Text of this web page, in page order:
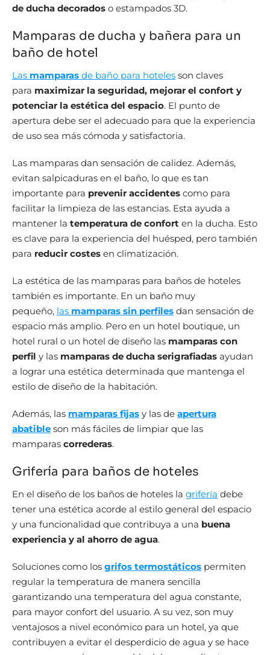
de ducha decorados o estampados 3D.
Mamparas de ducha y bañera para un
baño de hotel
Las mamparas de baño para hoteles son claves
para maximizar la seguridad, mejorar el confort y
potenciar la estética del espacio. El punto de
apertura debe ser el adecuado para que la experiencia
de uso sea más cómoda y satisfactoria.
Las mamparas dan sensación de calidez. Además,
evitan salpicaduras en el baño, lo que es tan
importante para prevenir accidentes como para
facilitar la limpieza de las estancias. Esta ayuda a
mantener la temperatura de confort en la ducha. Esto
es clave para la experiencia del huésped, pero también
para reducir costes en climatización.
La estética de las mamparas para baños de hoteles
también es importante. En un baño muy
pequeño, las mamparas sin perfiles dan sensación de
espacio más amplio. Pero en un hotel boutique, un
hotel rural o un hotel de diseño las mamparas con
perfil y las mamparas de ducha serigrafiadas ayudan
a lograr una estética determinada que mantenga el
estilo de diseño de la habitación.
Además, las mamparas fijas y las de apertura
abatible son más fáciles de limpiar que las
mamparas correderas.
Grifería para baños de hoteles
En el diseño de los baños de hoteles la grifería debe
tener una estética acorde al estilo general del espacio
y una funcionalidad que contribuya a una buena
experiencia y al ahorro de agua.
Soluciones como los grifos termostáticos permiten
regular la temperatura de manera sencilla
garantizando una temperatura del agua constante,
para mayor confort del usuario. A su vez, son muy
ventajosos a nivel económico para un hotel, ya que
contribuyen a evitar el desperdicio de agua y se hace